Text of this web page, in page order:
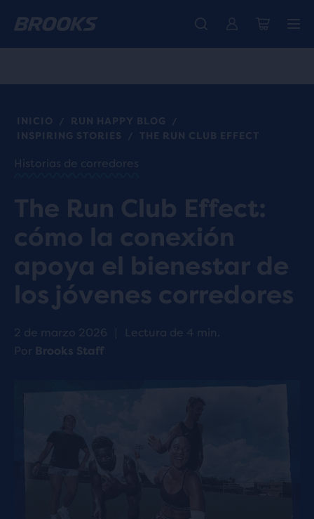
Ya están aquí las nuevas Ghost Amp - Comprar Mujer Hombre
Presentamos la nueva colección Cascadia - Comprar ahora
Envío gratuito en todos los pedidos superiores a € 100
INICIO / RUN HAPPY BLOG
/
INSPIRING STORIES
/ THE RUN CLUB EFFECT
Historias de corredores
The Run Club Effect:
cómo la conexión
apoya el bienestar de
los jóvenes corredores
2 de marzo 2026 |
Lectura de 4 min.
Por Brooks Staff